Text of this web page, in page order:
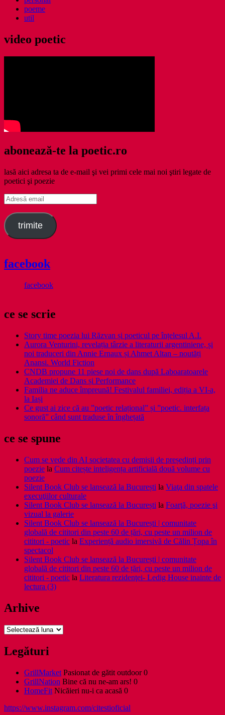
poeme
util
video poetic
abonează-te la poetic.ro
lasă aici adresa ta de e-mail şi vei primi cele mai noi ştiri legate de
poetici şi poezie
Adresă
email
trimite
facebook
facebook
ce se scrie
Story time poezia lui Răzvan și poeticul pe înțelesul A.I.
Aurora Venturini, revelația târzie a literaturii argentiniene, și
noi traduceri din Annie Ernaux și Ahmet Altan – noutăți
Anansi. World Fiction
CNDB propune 11 piese noi de dans după Laboaratoarele
Academiei de Dans și Performance
Familia ne aduce împreună! Festivalul familiei, ediția a VI-a,
la Iași
Ce gust ai zice că au ”poetic relațional” și ”poetic. interfața
sonoră” când sunt traduse în înghețată
ce se spune
Cum se vede din AI societatea cu demisii de președinți prin
poezie la Cum citește inteligența artificială două volume cu
poezie
Silent Book Club se lansează la București la Viaţa din spatele
execuţiilor culturale
Silent Book Club se lansează la București la Foarţă, poezie şi
vizual la galerie
Silent Book Club se lansează la București | comunitate
globală de cititori din peste 60 de țări, cu peste un milion de
cititori - poetic la Experiență audio imersivă de Călin Țopa în
spectacol
Silent Book Club se lansează la București | comunitate
globală de cititori din peste 60 de țări, cu peste un milion de
cititori - poetic la Literatura rezidenţei- Ledig House inainte de
lectura (3)
Arhive
Arhive
Legături
GrillMarket Pasionat de gătit outdoor 0
GrillNation Bine că nu ne-am ars! 0
HomeFit Nicăieri nu-i ca acasă 0
https://www.instagram.com/citestioficial